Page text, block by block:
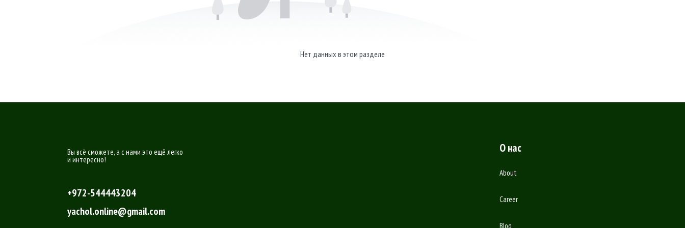
Нет данных в этом разделе
Вы всё сможете, а с нами это ещё легко
и интересно!
+972-544443204
yachol.online@gmail.com
О нас
About
Career
Blog